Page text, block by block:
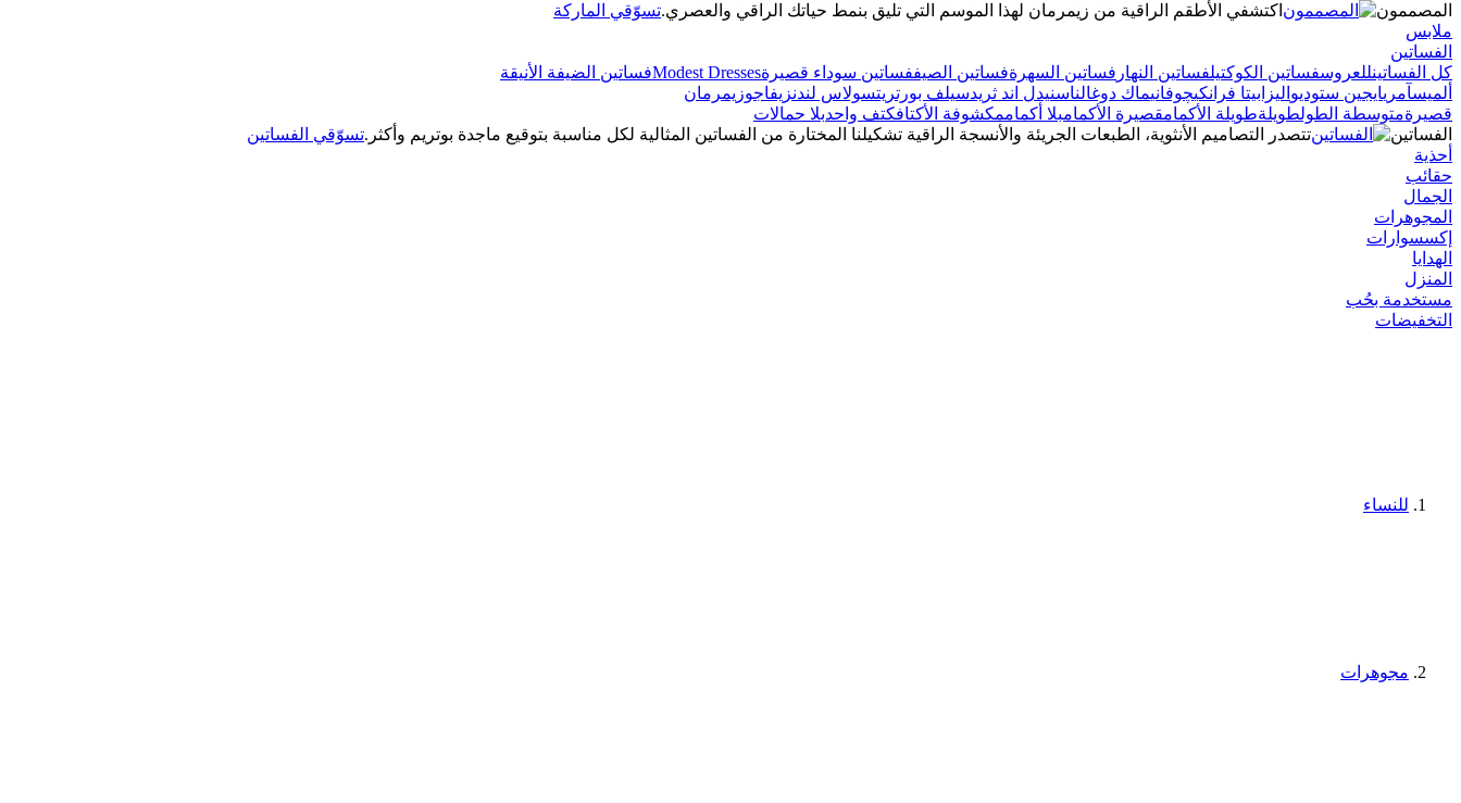
المصممون
اكتشفي الأطقم الراقية من زيمرمان لهذا الموسم التي تليق بنمط حياتك الراقي والعصري.تسوّقي الماركة
ملابس
الفساتين
كل الفساتينللعروسفساتين الكوكتيلفساتين النهار فساتين السهرةفساتين الصيففساتين سوداء قصيرةModest Dressesفساتين الضيفة الأنيقة
ألميسآمريايجين ستوديو اليزابيتا فرانكيچوفانيماك دوغالناسنيدل اند ثريدسيلف بورتريتسولاس لندنزيفاجوزيمرمان
قصيرةمتوسطة الطولطويلةطويلة الأكمامقصيرة الأكمامبلا أكماممكشوفة الأكتافكتف واحدبلا حمالات
الفساتين
تتصدر التصاميم الأنثوية، الطبعات الجريئة والأنسجة الراقية تشكيلنا المختارة من الفساتين المثالية لكل مناسبة بتوقيع ماجدة بوتريم وأكثر.تسوّقي الفساتين
أحذية
حقائب
الجمال
المجوهرات
إكسسوارات
الهدايا
المنزل
مستخدمة بحُب
التخفيضات
للنساء
مجوهرات